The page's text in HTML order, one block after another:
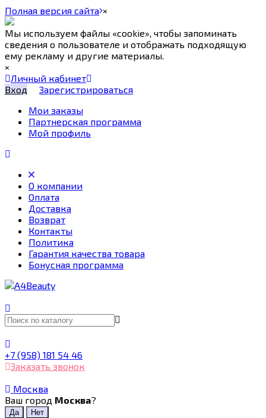
Полная версия сайта ×
Мы используем файлы «cookie», чтобы запоминать
сведения о пользователе и отображать подходящую
ему рекламу и другие материалы.
×
Личный кабинет
Вход
Зарегистрироваться
Мои заказы
Партнерская программа
Мой профиль
О компании
Оплата
Доставка
Возврат
Контакты
Политика
Гарантия качества товара
Бонусная программа
+7 (958) 181 54 46
Заказать звонок
Москва
Ваш город Москва?